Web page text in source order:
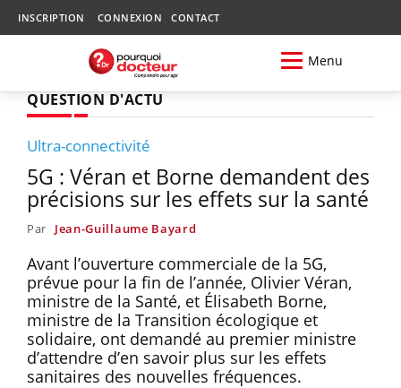
INSCRIPTION CONNEXION CONTACT
Menu
QUESTION D'ACTU
Ultra-connectivité
5G : Véran et Borne demandent des
précisions sur les effets sur la santé
Par Jean-Guillaume Bayard
Avant l’ouverture commerciale de la 5G,
prévue pour la fin de l’année, Olivier Véran,
ministre de la Santé, et Élisabeth Borne,
ministre de la Transition écologique et
solidaire, ont demandé au premier ministre
d’attendre d’en savoir plus sur les effets
sanitaires des nouvelles fréquences.